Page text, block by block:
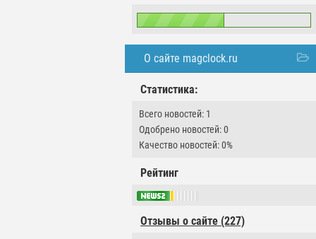
О сайте magclock.ru
Статистика:
Всего новостей: 1
Одобрено новостей: 0
Качество новостей: 0%
Рейтинг
Отзывы о сайте (227)